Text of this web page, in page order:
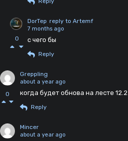
0
DorTep reply to Artemf
7 months ago
с чего бы
Reply
0
Greppling
about a year ago
когда будет обнова на лесте 12.2
Reply
Mincer
about a year ago